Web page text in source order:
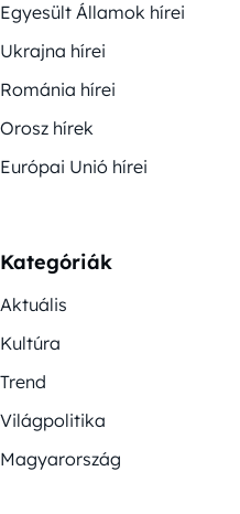
Egyesült Államok hírei
Ukrajna hírei
Románia hírei
Orosz hírek
Európai Unió hírei
Kategóriák
Aktuális
Kultúra
Trend
Világpolitika
Magyarország